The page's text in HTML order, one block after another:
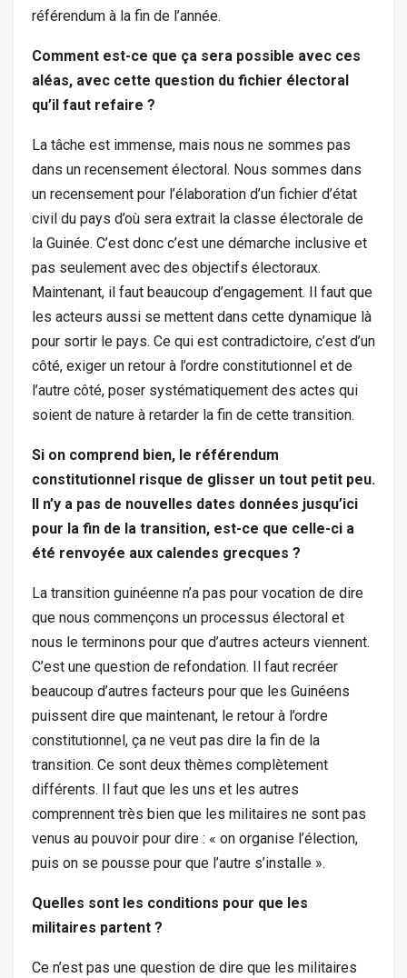
référendum à la fin de l’année.
Comment est-ce que ça sera possible avec ces
aléas, avec cette question du fichier électoral
qu’il faut refaire ?
La tâche est immense, mais nous ne sommes pas
dans un recensement électoral. Nous sommes dans
un recensement pour l’élaboration d’un fichier d’état
civil du pays d’où sera extrait la classe électorale de
la Guinée. C’est donc c’est une démarche inclusive et
pas seulement avec des objectifs électoraux.
Maintenant, il faut beaucoup d’engagement. Il faut que
les acteurs aussi se mettent dans cette dynamique là
pour sortir le pays. Ce qui est contradictoire, c’est d’un
côté, exiger un retour à l’ordre constitutionnel et de
l’autre côté, poser systématiquement des actes qui
soient de nature à retarder la fin de cette transition.
Si on comprend bien, le référendum
constitutionnel risque de glisser un tout petit peu.
Il n’y a pas de nouvelles dates données jusqu’ici
pour la fin de la transition, est-ce que celle-ci a
été renvoyée aux calendes grecques ?
La transition guinéenne n’a pas pour vocation de dire
que nous commençons un processus électoral et
nous le terminons pour que d’autres acteurs viennent.
C’est une question de refondation. Il faut recréer
beaucoup d’autres facteurs pour que les Guinéens
puissent dire que maintenant, le retour à l’ordre
constitutionnel, ça ne veut pas dire la fin de la
transition. Ce sont deux thèmes complètement
différents. Il faut que les uns et les autres
comprennent très bien que les militaires ne sont pas
venus au pouvoir pour dire : « on organise l’élection,
puis on se pousse pour que l’autre s’installe ».
Quelles sont les conditions pour que les
militaires partent ?
Ce n’est pas une question de dire que les militaires